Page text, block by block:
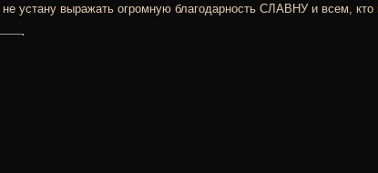
устану выражать огромную благодарность СЛАВНУ и всем,